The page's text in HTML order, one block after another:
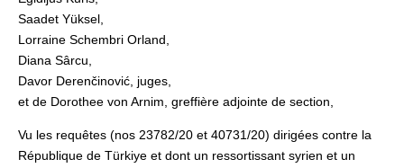
Saadet Yüksel,
Lorraine Schembri Orland,
Diana Sârcu,
Davor Derenčinović, juges,
et de Dorothee von Arnim, greffière adjointe de section,
Vu les requêtes (nos 23782/20 et 40731/20) dirigées contre la
République de Türkiye et dont un ressortissant syrien et un